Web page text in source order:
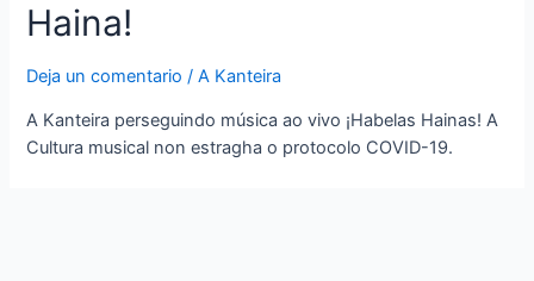
Haina!
Deja un comentario /A Kanteira
A Kanteira perseguindo música ao vivo ¡Habelas Hainas! A
Cultura musical non estragha o protocolo COVID-19.